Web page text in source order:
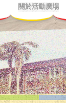
關於活動廣場